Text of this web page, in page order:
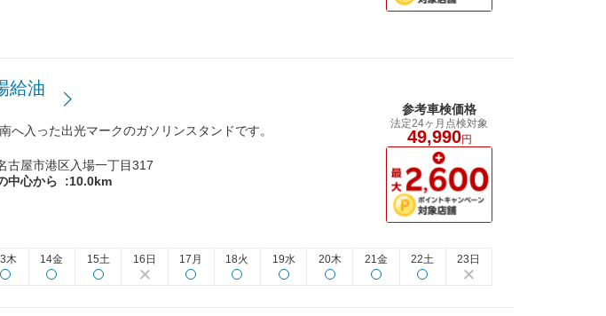
給油
へ入った出光マークのガソリンスタンドです。
古屋市港区入場一丁目317
中心から
:10.0km
参考車検価格
法定24ヶ月点検対象
49,990円
木 14金 15土 16日 17月 18火 19水 20木 21金 22土 23日